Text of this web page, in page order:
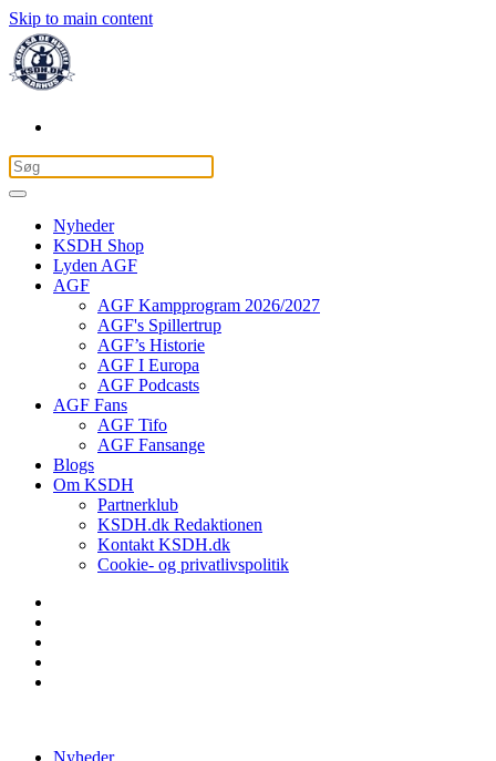
Skip to main content
Nyheder
KSDH Shop
Lyden AGF
AGF
AGF Kampprogram 2026/2027
AGF's Spillertrup
AGF’s Historie
AGF I Europa
AGF Podcasts
AGF Fans
AGF Tifo
AGF Fansange
Blogs
Om KSDH
Partnerklub
KSDH.dk Redaktionen
Kontakt KSDH.dk
Cookie- og privatlivspolitik
Nyheder